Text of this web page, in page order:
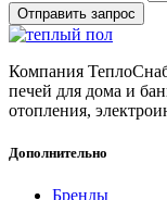
Отправить запрос
Компания
печей для дома и
отопления,
Дополнительно
Бренды